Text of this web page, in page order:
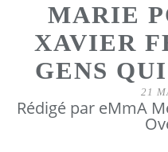
MARIE
XAVIER
GENS
21
Rédigé par eMmA